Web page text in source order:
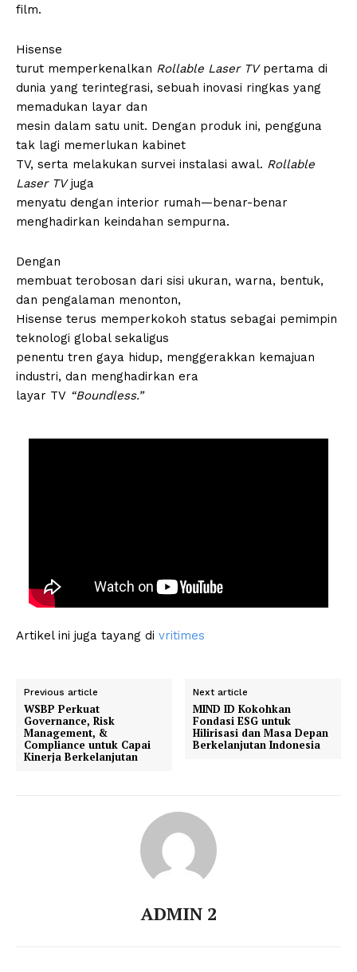
film.
Hisense
turut memperkenalkan Rollable Laser TVpertama di
dunia yang terintegrasi, sebuah inovasi ringkas yang
memadukan layar dan
mesin dalam satu unit. Dengan produk ini, pengguna
tak lagi memerlukan kabinet
TV, serta melakukan survei instalasi awal. Rollable
Laser TVjuga
menyatu dengan interior rumah—benar-benar
menghadirkan keindahan sempurna.
Dengan
membuat terobosan dari sisi ukuran, warna, bentuk,
dan pengalaman menonton,
Hisense terus memperkokoh status sebagai pemimpin
teknologi global sekaligus
penentu tren gaya hidup, menggerakkan kemajuan
industri, dan menghadirkan era
layar TV “Boundless.”
Artikel ini juga tayang di vritimes
Previous article
WSBP Perkuat
Governance, Risk
Management, &
Compliance untuk Capai
Kinerja Berkelanjutan
Next article
MIND ID Kokohkan
Fondasi ESG untuk
Hilirisasi dan Masa Depan
Berkelanjutan Indonesia
ADMIN 2